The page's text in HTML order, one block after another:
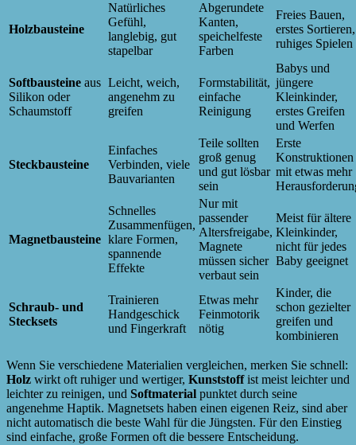
Holzbausteine
Natürliches
Gefühl,
langlebig, gut
stapelbar
Abgerundete
Kanten,
speichelfeste
Farben
Freies Bauen,
erstes Sortieren,
ruhiges Spielen
Softbausteine aus
Silikon oder
Schaumstoff
Leicht, weich,
angenehm zu
greifen
Formstabilität,
einfache
Reinigung
Babys und
jüngere
Kleinkinder,
erstes Greifen
und Werfen
Steckbausteine
Einfaches
Verbinden, viele
Bauvarianten
Teile sollten
groß genug
und gut lösbar
sein
Erste
Konstruktionen
mit etwas mehr
Magnetbausteine
Schnelles
Zusammenfügen,
klare Formen,
spannende
Effekte
Nur mit
passender
Altersfreigabe,
Magnete
müssen sicher
verbaut sein
Meist für ältere
Kleinkinder,
nicht für jedes
Baby geeignet
Schraub- und
Stecksets
Trainieren
Handgeschick
und Fingerkraft
Etwas mehr
Feinmotorik
nötig
Kinder, die
schon gezielter
greifen und
kombinieren
Wenn Sie verschiedene Materialien vergleichen, merken Sie schnell:
Holz wirkt oft ruhiger und wertiger, Kunststoffist meist leichter und
leichter zu reinigen, und Softmaterial punktet durch seine
angenehme Haptik. Magnetsets haben einen eigenen Reiz, sind aber
nicht automatisch die beste Wahl für die Jüngsten. Für den Einstieg
sind einfache, große Formen oft die bessere Entscheidung.